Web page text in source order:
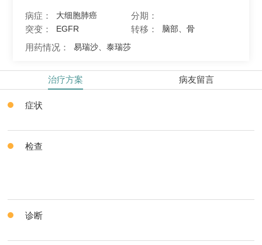
病症： 大细胞肺癌
分期：
突变：
EGFR 转移： 脑部、骨
用药情况： 易瑞沙、泰瑞莎
治疗方案 病友留言
症状
检查
诊断